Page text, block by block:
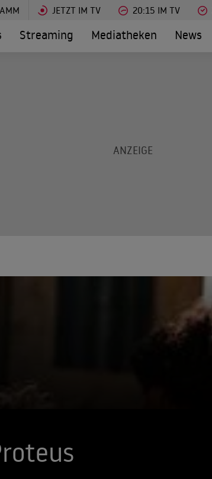
JETZT IM TV 20:15 IM TV
Streaming Mediatheken News